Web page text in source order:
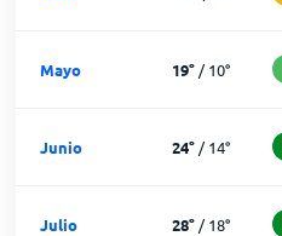
Mayo 19° /10°
Junio 24° /14°
Julio 28° /18°